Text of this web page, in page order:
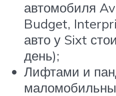
автомобиля
Budget,
авто у Sixt
день);
Лифтами и